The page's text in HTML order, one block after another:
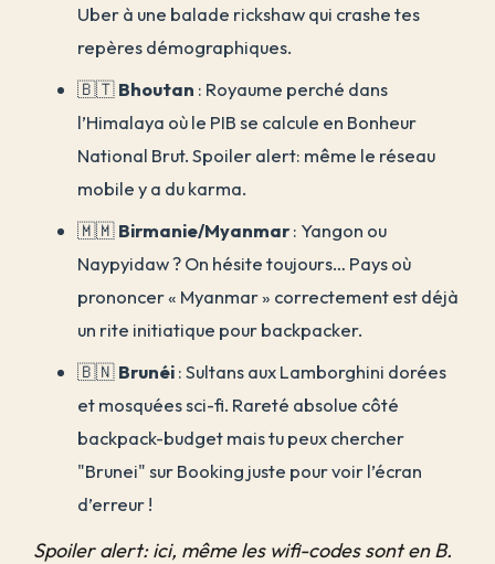
Uber à une balade rickshaw qui crashe tes
repères démographiques.
🇧🇹Bhoutan : Royaume perché dans
l’Himalaya où le PIB se calcule en Bonheur
National Brut. Spoiler alert: même le réseau
mobile y a du karma.
🇲🇲Birmanie/Myanmar: Yangon ou
Naypyidaw ? On hésite toujours… Pays où
prononcer « Myanmar » correctement est déjà
un rite initiatique pour backpacker.
🇧🇳Brunéi: Sultans aux Lamborghini dorées
et mosquées sci-fi. Rareté absolue côté
backpack-budget mais tu peux chercher
"Brunei" sur Booking juste pour voir l’écran
d’erreur !
Spoiler alert: ici, même les wifi-codes sont en B.